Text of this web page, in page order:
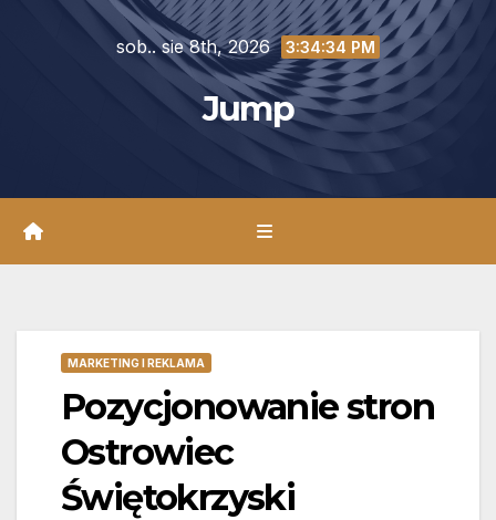
sob.. sie 8th, 2026 3:34:36 PM
Jump
MARKETING I REKLAMA
Pozycjonowanie stron
Ostrowiec
Świętokrzyski